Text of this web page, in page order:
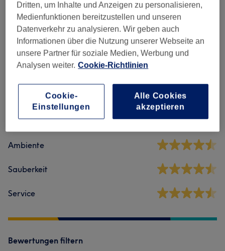
Wimpernverlängerung &
Wimpernlifting (3
ab 40 €
Salonbewertungen
4,7 1353 Bewertungen
Ambiente
Sauberkeit
Service
Bewertungen filtern
Dritten, um Inhalte und Anzeigen zu personalisieren,
Medienfunktionen bereitzustellen und unseren
Datenverkehr zu analysieren. Wir geben auch
Informationen über die Nutzung unserer Webseite an
unsere Partner für soziale Medien, Werbung und
Analysen weiter. Cookie-Richtlinien
Cookie-
Einstellungen
Alle Cookies
akzeptieren